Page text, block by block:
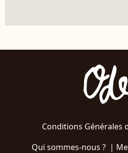
Conditions Générales
Qui sommes-nous ?|